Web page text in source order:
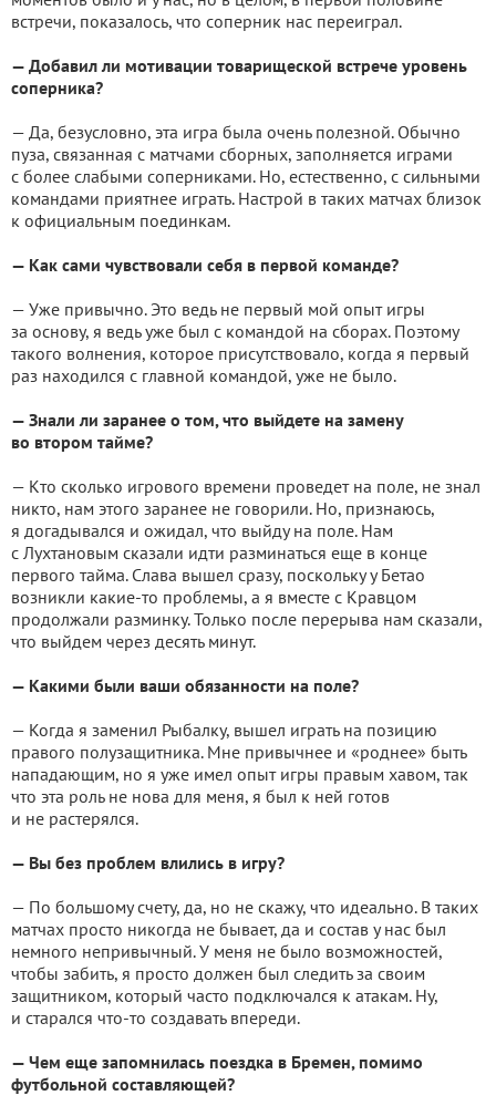
встречи, показалось, что соперник нас переиграл.
— Добавил ли мотивации товарищеской встрече уровень
соперника?
— Да, безусловно, эта игра была очень полезной. Обычно
пуза, связанная с матчами сборных, заполняется играми
с более слабыми соперниками. Но, естественно, с сильными
командами приятнее играть. Настрой в таких матчах близок
к официальным поединкам.
— Как сами чувствовали себя в первой команде?
— Уже привычно. Это ведь не первый мой опыт игры
за основу, я ведь уже был с командой на сборах. Поэтому
такого волнения, которое присутствовало, когда я первый
раз находился с главной командой, уже не было.
— Знали ли заранее о том, что выйдете на замену
во втором тайме?
— Кто сколько игрового времени проведет на поле, не знал
никто, нам этого заранее не говорили. Но, признаюсь,
я догадывался и ожидал, что выйду на поле. Нам
с Лухтановым сказали идти разминаться еще в конце
первого тайма. Слава вышел сразу, поскольку у Бетао
возникли какие-то проблемы, а я вместе с Кравцом
продолжали разминку. Только после перерыва нам сказали,
что выйдем через десять минут.
— Какими были ваши обязанности на поле?
— Когда я заменил Рыбалку, вышел играть на позицию
правого полузащитника. Мне привычнее и «роднее» быть
нападающим, но я уже имел опыт игры правым хавом, так
что эта роль не нова для меня, я был к ней готов
и не растерялся.
— Вы без проблем влились в игру?
— По большому счету, да, но не скажу, что идеально. В таких
матчах просто никогда не бывает, да и состав у нас был
немного непривычный. У меня не было возможностей,
чтобы забить, я просто должен был следить за своим
защитником, который часто подключался к атакам. Ну,
и старался что-то создавать впереди.
— Чем еще запомнилась поездка в Бремен, помимо
футбольной составляющей?